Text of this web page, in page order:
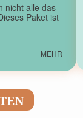
nicht alle das
Paket ist
MEHR